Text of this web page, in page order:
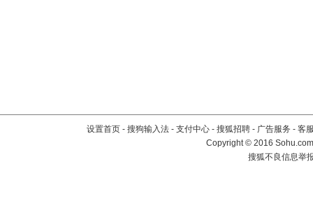
设置首页 - 搜狗输入法 - 支付中心 - 搜狐招聘 - 广告服务 - 客
Copyright©2016
搜狐不良信息举